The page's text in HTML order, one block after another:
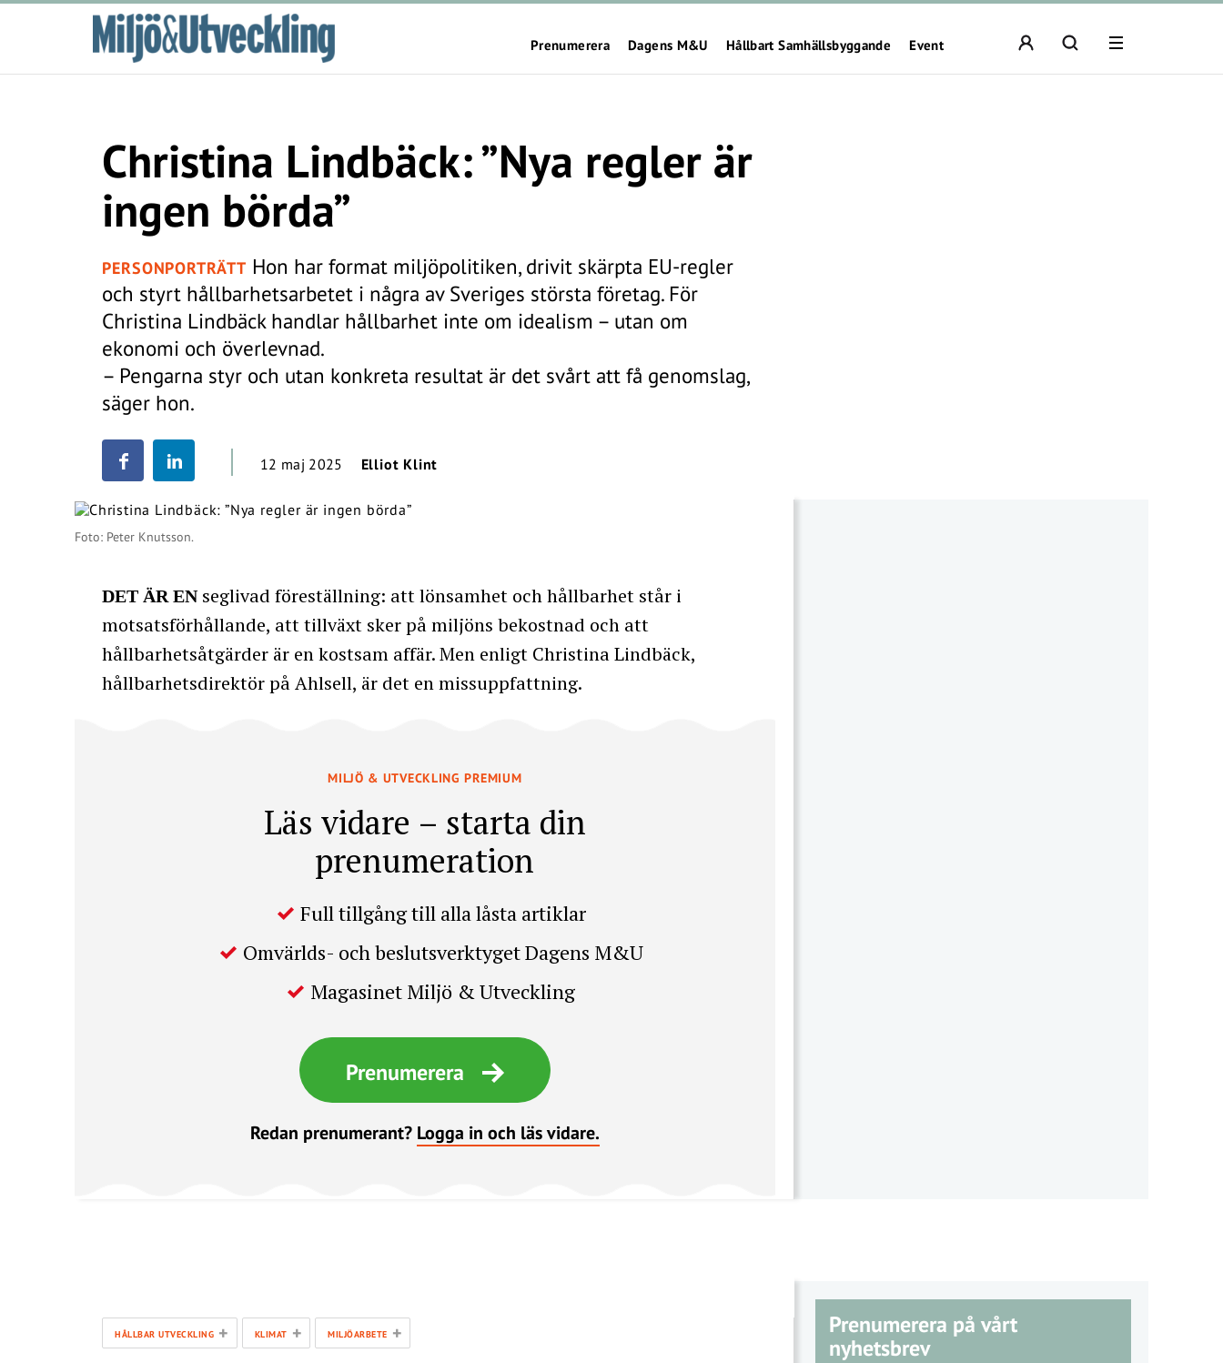
Prenumerera Dagens M&U Hållbart Samhällsbyggande Event
Christina Lindbäck: ”Nya regler är
ingen börda”
PERSONPORTRÄTT Hon har format miljöpolitiken, drivit skärpta EU-regler
och styrt hållbarhetsarbetet i några av Sveriges största företag. För
Christina Lindbäck handlar hållbarhet inte om idealism – utan om
ekonomi och överlevnad.
– Pengarna styr och utan konkreta resultat är det svårt att få genomslag,
säger hon.
12 maj 2025 Elliot Klint
Foto: Peter Knutsson.
DET ÄR ENseglivad föreställning: att lönsamhet och hållbarhet står i
motsatsförhållande, att tillväxt sker på miljöns bekostnad och att
hållbarhetsåtgärder är en kostsam affär. Men enligt Christina Lindbäck,
hållbarhetsdirektör på Ahlsell, är det en missuppfattning.
MILJÖ & UTVECKLING PREMIUM
Läs vidare – starta din
prenumeration
Full tillgång till alla låsta artiklar
Omvärlds- och beslutsverktyget Dagens M&U
Magasinet Miljö & Utveckling
Prenumerera
Redan prenumerant? Logga in och läs vidare.
HÅLLBAR UTVECKLING + KLIMAT + MILJÖARBETE +
Prenumerera på vårt
nyhetsbrev